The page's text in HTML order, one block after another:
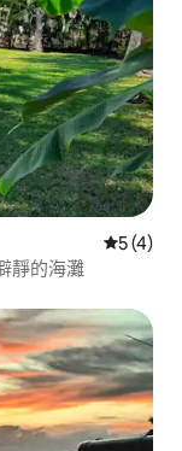
從 4 則評
5 (4)
靜的海灘